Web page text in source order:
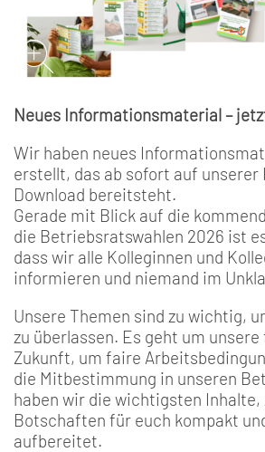
Neues Informationsmaterial –
Wir haben neues
erstellt, das ab sofort auf unserer
Download bereitsteht.
Gerade mit Blick auf die
die Betriebsratswahlen 2026 ist
dass wir alle Kolleginnen und
informieren und niemand im
Unsere Themen sind zu wichtig,
zu überlassen. Es geht um
Zukunft, um faire
die Mitbestimmung in unseren
haben wir die wichtigsten Inhalte,
Botschaften für euch kompakt
aufbereitet.